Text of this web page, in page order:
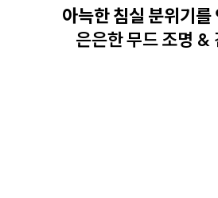
아늑한 침실 분위기를
은은한 무드 조명 &